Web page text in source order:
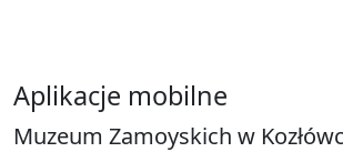
Aplikacje mobilne
Muzeum Zamoyskich w